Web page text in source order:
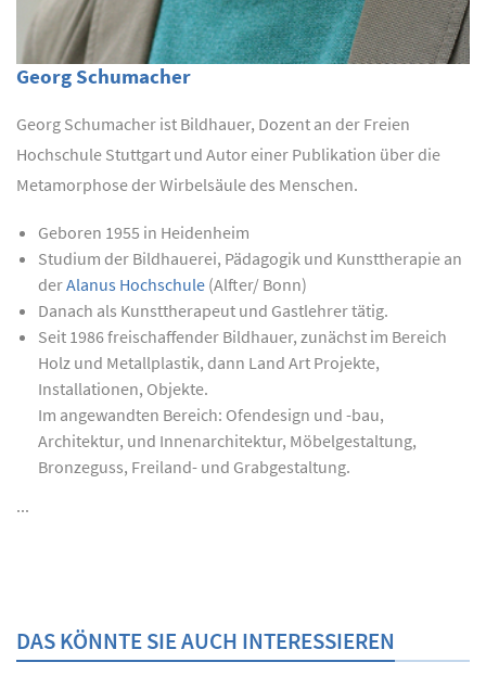
Georg Schumacher
Georg Schumacher ist Bildhauer, Dozent an der Freien
Hochschule Stuttgart und Autor einer Publikation über die
Metamorphose der Wirbelsäule des Menschen.
Geboren 1955 in Heidenheim
Studium der Bildhauerei, Pädagogik und Kunsttherapie an
derAlanus Hochschule (Alfter/ Bonn)
Danach als Kunsttherapeut und Gastlehrer tätig.
Seit 1986 freischaffender Bildhauer, zunächst im Bereich
Holz und Metallplastik, dann Land Art Projekte,
Installationen, Objekte.
Im angewandten Bereich: Ofendesign und -bau,
Architektur, und Innenarchitektur, Möbelgestaltung,
Bronzeguss, Freiland- und Grabgestaltung.
...
DAS KÖNNTE SIE AUCH INTERESSIEREN